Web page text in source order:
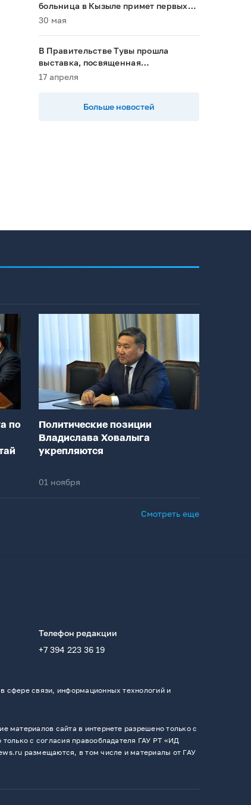
больница в Кызыле примет первых
пациентов в 2028 году»
30 мая
В Правительстве Тувы прошла
выставка, посвященная
национальным проектам
17 апреля
Больше новостей
по
Политические позиции
Владислава Ховалыга
укрепляются
01 ноября
Смотреть еще
Телефон редакции
+7 394 223 36 19
сфере связи, информационных технологий и
сайта в интернете разрешено только с
с согласия правообладателя ГАУ РТ «ИД
размещаются, в том числе и материалы от ГАУ